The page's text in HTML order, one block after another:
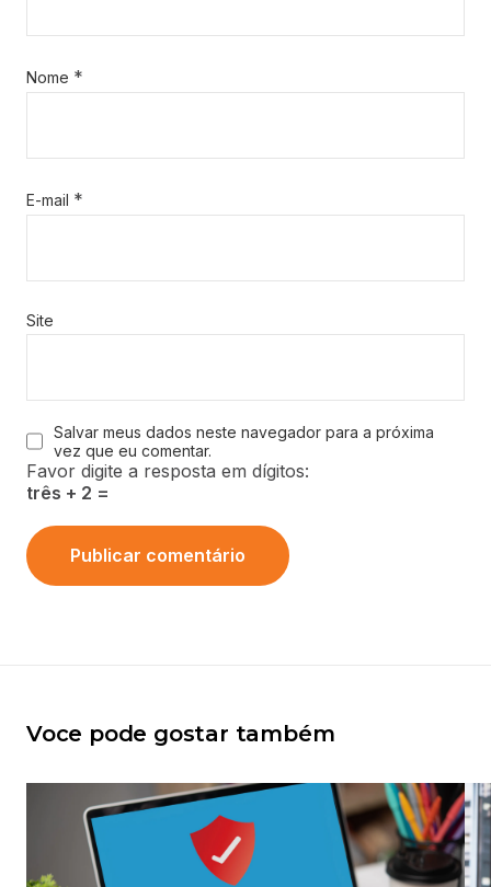
Nome *
E-mail *
Site
Salvar meus dados neste navegador para a próxima
vez que eu comentar.
Favor digite a resposta em dígitos:
três + 2 =
Voce pode gostar também